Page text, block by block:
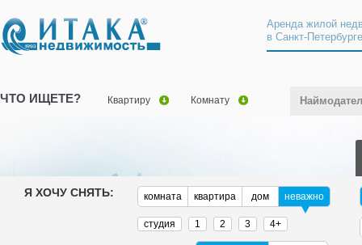
Аренда жилой
в Санкт-
ЧТО ИЩЕТЕ? Квартиру Комнату
Я ХОЧУ СНЯТЬ: комната квартира дом неважно
студия 1 2 3 4+